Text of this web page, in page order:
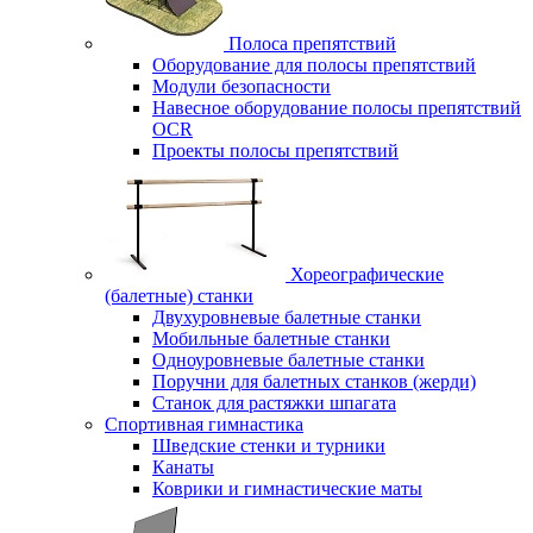
Полоса препятствий
Оборудование для полосы препятствий
Модули безопасности
Навесное оборудование полосы препятствий
OCR
Проекты полосы препятствий
Хореографические
(балетные) станки
Двухуровневые балетные станки
Мобильные балетные станки
Одноуровневые балетные станки
Поручни для балетных станков (жерди)
Станок для растяжки шпагата
Спортивная гимнастика
Шведские стенки и турники
Канаты
Коврики и гимнастические маты